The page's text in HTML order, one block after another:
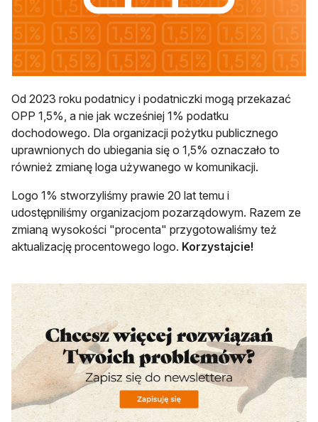
Od 2023 roku podatnicy i podatniczki mogą przekazać
OPP 1,5%, a nie jak wcześniej 1% podatku
dochodowego. Dla organizacji pożytku publicznego
uprawnionych do ubiegania się o 1,5% oznaczało to
również zmianę loga używanego w komunikacji.
Logo 1% stworzyliśmy prawie 20 lat temu i
udostępniliśmy organizacjom pozarządowym. Razem ze
zmianą wysokości "procenta" przygotowaliśmy też
aktualizację procentowego logo. Korzystajcie!